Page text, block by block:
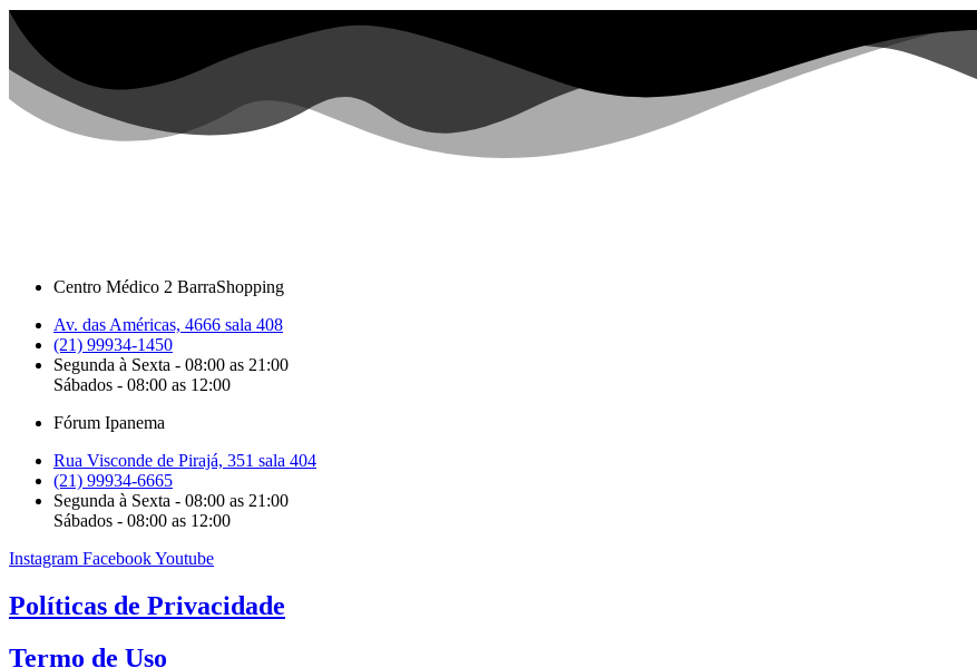
Centro Médico 2 BarraShopping
Av. das Américas, 4666 sala 408
(21) 99934-1450
Segunda à Sexta - 08:00 as 21:00
Sábados - 08:00 as 12:00
Fórum Ipanema
Rua Visconde de Pirajá, 351 sala 404
(21) 99934-6665
Segunda à Sexta - 08:00 as 21:00
Sábados - 08:00 as 12:00
Instagram FacebookYoutube
Políticas de Privacidade
Termo de Uso